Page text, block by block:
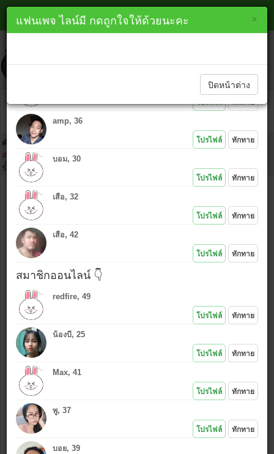
หาเพื่อนไลน์ สิงห์บุรี line
คำเตือน : ห้ามนำไอดีคนอื่นมาโพสต์โดยเด็ดขาด เพราะ IP ที่ท่านโพสต์
สามารถตามตัวได้ และถ้าเกิดเรื่องมาต้องยอมรับในการกระทำของตัวเอง
ขั้นตอนคลิก
ไอดีไลน์ :
ข้อความ :
ใช้รูปเดียวกันกับที่โพสต์ล่าสุด
ใช้รูปใหม่ (เลือก*งดรูปลามก
แนบรูป หรือ คลิกไอคอนอัพรูป
*.jpg , (.gif .bmp .png กว้างไม่เกิน 500 px)
ชอบ
×
lineme.in.th
ทักทายสมาชิกใหม่ 👇
โปรไฟล์ ทักทาย
amp, 36
โปรไฟล์ ทักทาย
บอม, 30
โปรไฟล์ ทักทาย
เสือ, 32
โปรไฟล์ ทักทาย
เสือ, 42
โปรไฟล์ ทักทาย
สมาชิกออนไลน์ 👇
redfire, 49
โปรไฟล์ ทักทาย
น้องบี, 25
โปรไฟล์ ทักทาย
Max, 41
โปรไฟล์ ทักทาย
พู, 37
โปรไฟล์ ทักทาย
บอย, 39
×
แฟนเพจ ไลน์มี กดถูกใจให้ด้วยนะคะ
ปิดหน้าต่าง